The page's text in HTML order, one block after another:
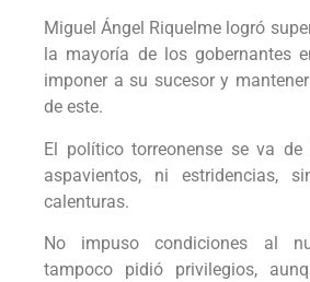
Miguel Ángel Riquelme logró
la mayoría de los gobernantes
imponer a su sucesor y
de este.
El político torreonense se va de
aspavientos, ni estridencias,
calenturas.
No impuso condiciones al
tampoco pidió privilegios,